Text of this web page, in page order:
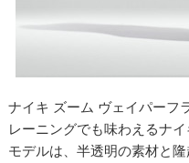
ナイキ ズーム ヴェイパーフ
レーニングでも味わえるナ
モデルは、半透明の素材と